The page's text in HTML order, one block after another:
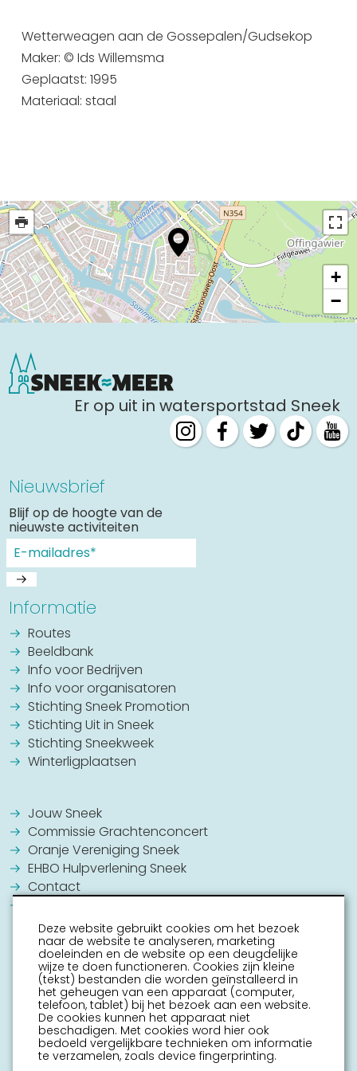
Overnachten in Sneek
Citygame Escapegame Sneek
Webcams
Wetterweagen aan de Gossepalen/Gudsekop
Maker: © Ids Willemsma
Geplaatst: 1995
Materiaal: staal
+
−
Er op uit in watersportstad Sneek
Nieuwsbrief
Blijf op de hoogte van de
nieuwste activiteiten
Informatie
Routes
Beeldbank
Info voor Bedrijven
Info voor organisatoren
Stichting Sneek Promotion
Stichting Uit in Sneek
Stichting Sneekweek
Winterligplaatsen
Jouw Sneek
Commissie Grachtenconcert
Oranje Vereniging Sneek
EHBO Hulpverlening Sneek
Contact
Deze website gebruikt cookies om het bezoek
naar de website te analyseren, marketing
doeleinden en de website op een deugdelijke
wijze te doen functioneren. Cookies zijn kleine
(tekst) bestanden die worden geïnstalleerd in
het geheugen van een apparaat (computer,
telefoon, tablet) bij het bezoek aan een website.
De cookies kunnen het apparaat niet
beschadigen. Met cookies word hier ook
bedoeld vergelijkbare technieken om informatie
te verzamelen, zoals device fingerprinting.